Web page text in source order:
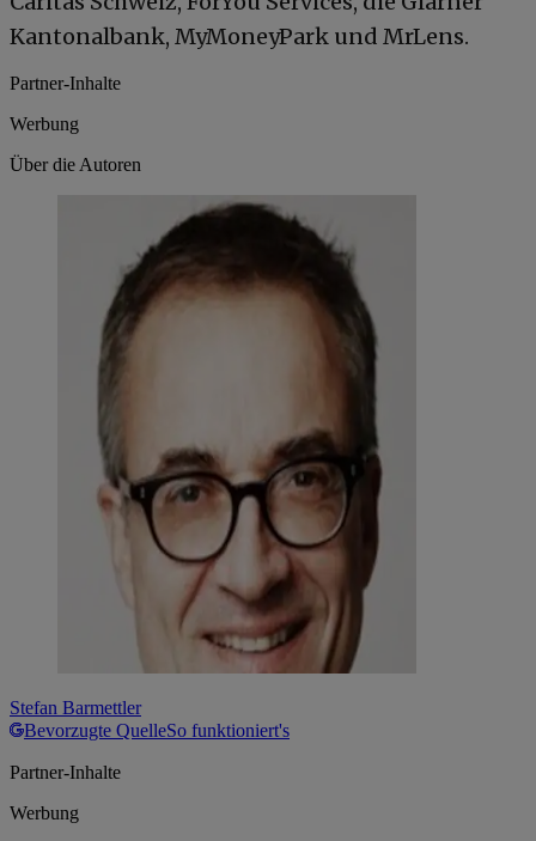
Kantonalbank, MyMoneyPark und MrLens.
Partner-Inhalte
Werbung
Über die Autoren
Stefan Barmettler
Bevorzugte QuelleSo funktioniert's
Partner-Inhalte
Werbung